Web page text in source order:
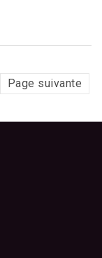
Page suivante